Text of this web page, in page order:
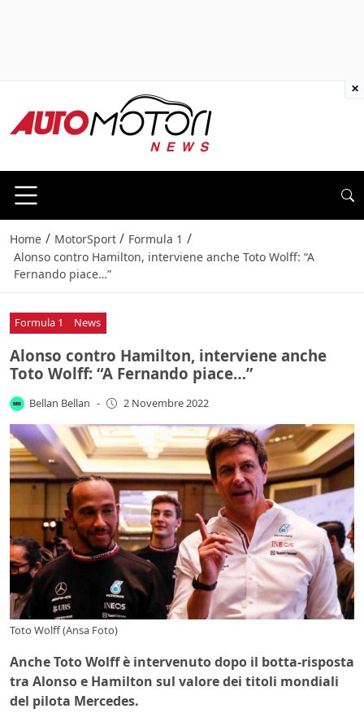
Home / MotorSport / Formula 1 /
Alonso contro Hamilton, interviene anche Toto Wolff: “A
Fernando piace…”
Formula 1 News
Alonso contro Hamilton, interviene anche
Toto Wolff: “A Fernando piace…”
Bellan Bellan - 2 Novembre 2022
Toto Wolff (Ansa Foto)
Anche Toto Wolff è intervenuto dopo il botta-risposta
tra Alonso e Hamilton sul valore dei titoli mondiali
del pilota Mercedes.
×